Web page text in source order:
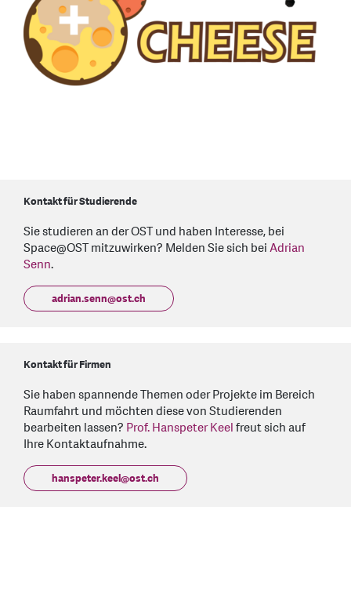
Kontakt für Studierende
Sie studieren an der OST und haben Interesse, bei
Space@OST mitzuwirken? Melden Sie sich beiAdrian
Senn.
adrian.senn@ost.ch
Kontakt für Firmen
Sie haben spannende Themen oder Projekte im Bereich
Raumfahrt und möchten diese von Studierenden
bearbeiten lassen? Prof. Hanspeter Keelfreut sich auf
Ihre Kontaktaufnahme.
hanspeter.keel@ost.ch